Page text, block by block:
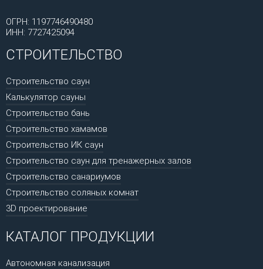
ОГРН: 1197746490480
ИНН: 7727425094
СТРОИТЕЛЬСТВО
Строительство саун
Калькулятор сауны
Строительство бань
Строительство хамамов
Строительство ИК саун
Строительство саун для тренажерных залов
Строительство санариумов
Строительство соляных комнат
3D проектирование
КАТАЛОГ ПРОДУКЦИИ
Автономная канализация